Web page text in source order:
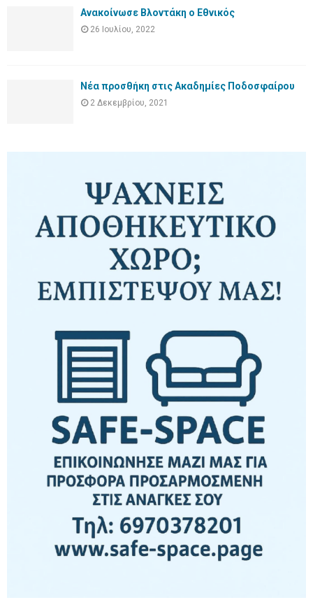
Ανακοίνωσε Βλοντάκη ο Εθνικός
26 Ιουλίου, 2022
Νέα προσθήκη στις Ακαδημίες Ποδοσφαίρου
2 Δεκεμβρίου, 2021